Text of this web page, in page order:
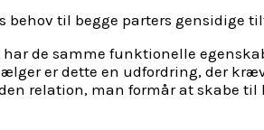
til begge parters gensidige
de samme funktionelle
er dette en udfordring, der
relation, man formår at skabe